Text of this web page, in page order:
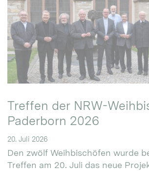
Treffen der NRW-
Paderborn 2026
20. Juli 2026
Den zwölf Weihbischöfen wurde
Treffen am 20. Juli das neue